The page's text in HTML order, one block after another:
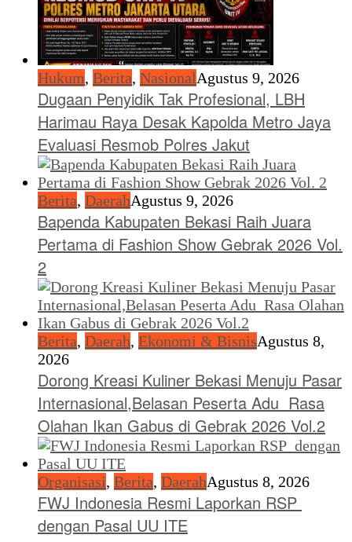
Hukum, Berita, NasionalAgustus 9, 2026
Dugaan Penyidik Tak Profesional, LBH
Harimau Raya Desak Kapolda Metro Jaya
Evaluasi Resmob Polres Jakut
Berita, DaerahAgustus 9, 2026
Bapenda Kabupaten Bekasi Raih Juara
Pertama di Fashion Show Gebrak 2026 Vol.
2
Berita, Daerah, Ekonomi & BisnisAgustus 8,
2026
Dorong Kreasi Kuliner Bekasi Menuju Pasar
Internasional,Belasan Peserta Adu Rasa
Olahan Ikan Gabus di Gebrak 2026 Vol.2
Organisasi, Berita, DaerahAgustus 8, 2026
FWJ Indonesia Resmi Laporkan RSP
dengan Pasal UU ITE